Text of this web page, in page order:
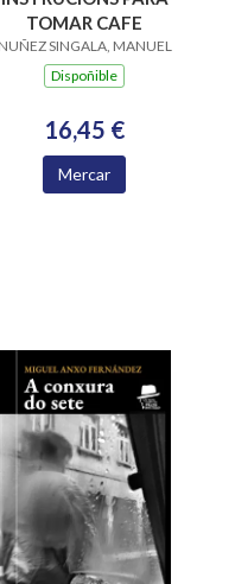
TOMAR CAFE
NUÑEZ SINGALA, MANUEL
Dispoñible
16,45 €
Mercar